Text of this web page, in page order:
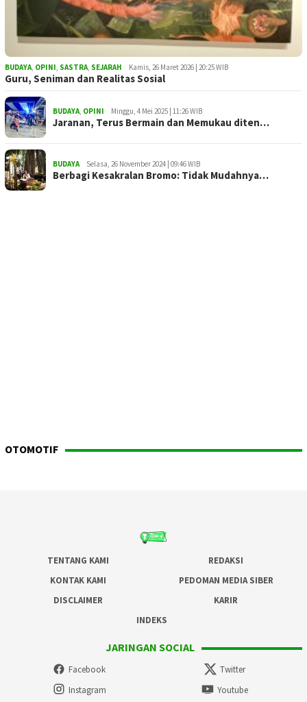
BUDAYA, OPINI, SASTRA, SEJARAH Kamis, 26 Maret 2026 | 20:25 WIB
Guru, Seniman dan Realitas Sosial
BUDAYA, OPINI Minggu, 4 Mei 2025 | 11:26 WIB
Jaranan, Terus Bermain dan Memukau diten…
BUDAYA Selasa, 26 November 2024 | 09:46 WIB
Berbagi Kesakralan Bromo: Tidak Mudahnya…
OTOMOTIF
TENTANG KAMI
REDAKSI
KONTAK KAMI
PEDOMAN MEDIA SIBER
DISCLAIMER
KARIR
INDEKS
JARINGAN SOCIAL
Facebook
Twitter
Instagram
Youtube